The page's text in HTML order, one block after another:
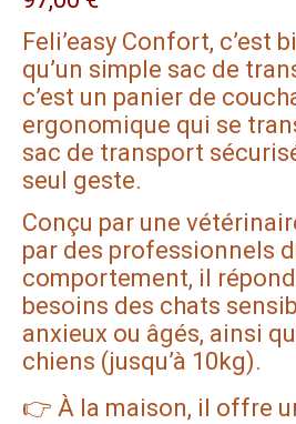
Feli’easy Confort, c’est
qu’un simple sac de
c’est un panier de
ergonomique qui se
sac de transport
seul geste.
Conçu par une
par des professionnels
comportement, il
besoins des chats
anxieux ou âgés, ainsi
chiens (jusqu’à 10kg).
👉 À la maison, il offre